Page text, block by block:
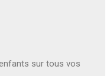
sur tous vos